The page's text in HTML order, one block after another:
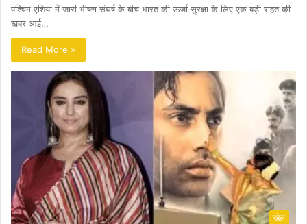
पश्चिम एशिया में जारी भीषण संघर्ष के बीच भारत की ऊर्जा सुरक्षा के लिए एक बड़ी राहत की
खबर आई…
Read More »
खेल